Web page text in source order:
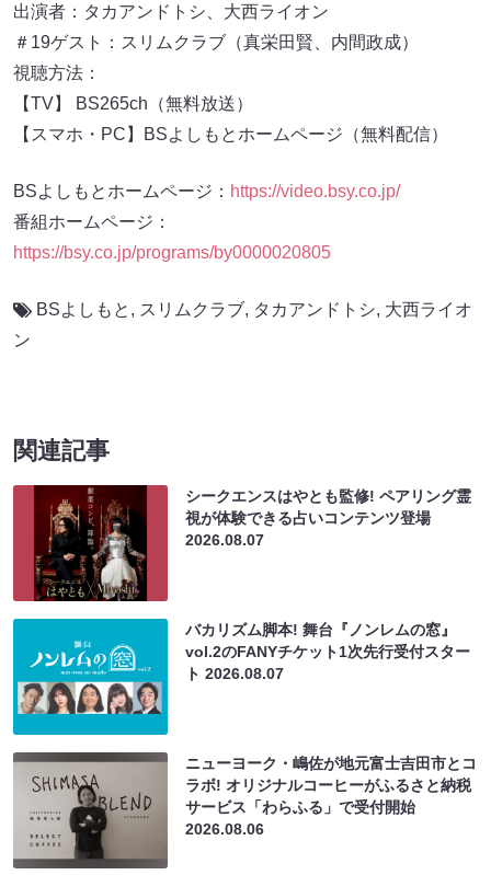
出演者：タカアンドトシ、大西ライオン
＃19ゲスト：スリムクラブ（真栄田賢、内間政成）
視聴方法：
【TV】 BS265ch（無料放送）
【スマホ・PC】BSよしもとホームページ（無料配信）
BSよしもとホームページ： https://video.bsy.co.jp/
番組ホームページ：
https://bsy.co.jp/programs/by0000020805
BSよしもと , スリムクラブ, タカアンドトシ, 大西ライオ
ン
関連記事
シークエンスはやとも監修! ペアリング霊
視が体験できる占いコンテンツ登場
2026.08.07
バカリズム脚本! 舞台『ノンレムの窓』
vol.2のFANYチケット1次先行受付スター
ト2026.08.07
ニューヨーク・嶋佐が地元富士吉田市とコ
ラボ! オリジナルコーヒーがふるさと納税
サービス「わらふる」で受付開始
2026.08.06